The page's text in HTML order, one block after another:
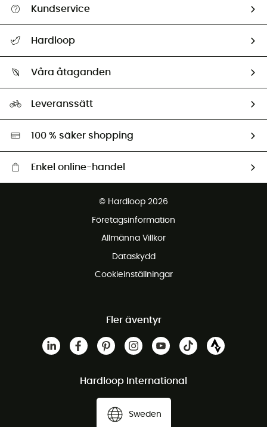
Kundservice
Retur & återbetalning
Hardloop
Ambassadörer
Våra åtaganden
Miljöanpassat urval
Leveranssätt
100 % säker shopping
Enkel online-handel
Gratis retur inom 100 dagar
© Hardloop 2026
Företagsinformation
Allmänna Villkor
Dataskydd
Cookieinställningar
Fler äventyr
Hardloop International
Sweden